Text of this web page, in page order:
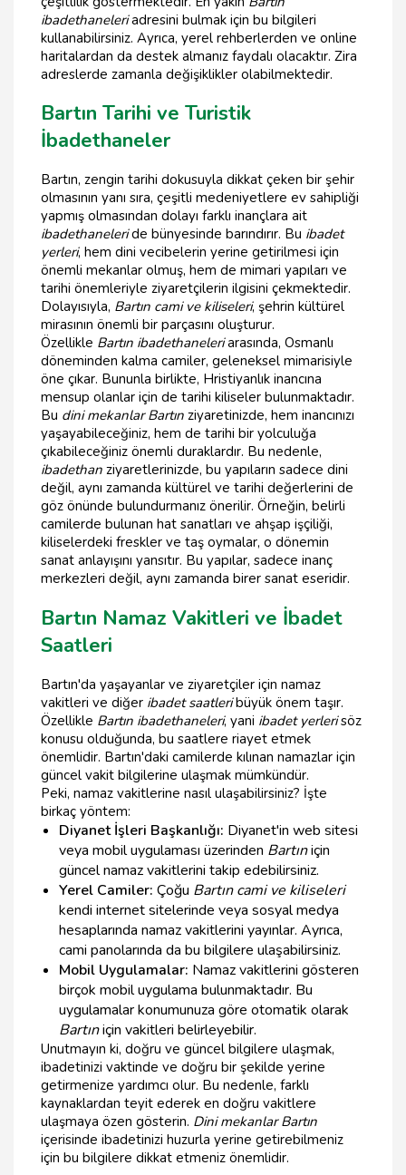
ibadethaneleriadresini bulmak için bu bilgileri
kullanabilirsiniz. Ayrıca, yerel rehberlerden ve online
haritalardan da destek almanız faydalı olacaktır. Zira
adreslerde zamanla değişiklikler olabilmektedir.
Bartın Tarihi ve Turistik
İbadethaneler
Bartın, zengin tarihi dokusuyla dikkat çeken bir şehir
olmasının yanı sıra, çeşitli medeniyetlere ev sahipliği
yapmış olmasından dolayı farklı inançlara ait
ibadethaneleride bünyesinde barındırır. Bu ibadet
yerleri, hem dini vecibelerin yerine getirilmesi için
önemli mekanlar olmuş, hem de mimari yapıları ve
tarihi önemleriyle ziyaretçilerin ilgisini çekmektedir.
Dolayısıyla, Bartın cami ve kiliseleri, şehrin kültürel
mirasının önemli bir parçasını oluşturur.
Özellikle Bartın ibadethaneleriarasında, Osmanlı
döneminden kalma camiler, geleneksel mimarisiyle
öne çıkar. Bununla birlikte, Hristiyanlık inancına
mensup olanlar için de tarihi kiliseler bulunmaktadır.
Bu dini mekanlar Bartın ziyaretinizde, hem inancınızı
yaşayabileceğiniz, hem de tarihi bir yolculuğa
çıkabileceğiniz önemli duraklardır. Bu nedenle,
ibadethan ziyaretlerinizde, bu yapıların sadece dini
değil, aynı zamanda kültürel ve tarihi değerlerini de
göz önünde bulundurmanız önerilir. Örneğin, belirli
camilerde bulunan hat sanatları ve ahşap işçiliği,
kiliselerdeki freskler ve taş oymalar, o dönemin
sanat anlayışını yansıtır. Bu yapılar, sadece inanç
merkezleri değil, aynı zamanda birer sanat eseridir.
Bartın Namaz Vakitleri ve İbadet
Saatleri
Bartın'da yaşayanlar ve ziyaretçiler için namaz
vakitleri ve diğer ibadet saatleribüyük önem taşır.
Özellikle Bartın ibadethaneleri, yani ibadet yerlerisöz
konusu olduğunda, bu saatlere riayet etmek
önemlidir. Bartın'daki camilerde kılınan namazlar için
güncel vakit bilgilerine ulaşmak mümkündür.
Peki, namaz vakitlerine nasıl ulaşabilirsiniz? İşte
birkaç yöntem:
Diyanet İşleri Başkanlığı: Diyanet'in web sitesi
veya mobil uygulaması üzerinden Bartıniçin
güncel namaz vakitlerini takip edebilirsiniz.
Yerel Camiler: Çoğu Bartın cami ve kiliseleri
kendi internet sitelerinde veya sosyal medya
hesaplarında namaz vakitlerini yayınlar. Ayrıca,
cami panolarında da bu bilgilere ulaşabilirsiniz.
Mobil Uygulamalar: Namaz vakitlerini gösteren
birçok mobil uygulama bulunmaktadır. Bu
uygulamalar konumunuza göre otomatik olarak
Bartıniçin vakitleri belirleyebilir.
Unutmayın ki, doğru ve güncel bilgilere ulaşmak,
ibadetinizi vaktinde ve doğru bir şekilde yerine
getirmenize yardımcı olur. Bu nedenle, farklı
kaynaklardan teyit ederek en doğru vakitlere
ulaşmaya özen gösterin. Dini mekanlar Bartın
içerisinde ibadetinizi huzurla yerine getirebilmeniz
için bu bilgilere dikkat etmeniz önemlidir.